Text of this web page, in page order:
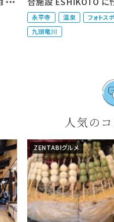
永平寺 温泉 フォトス
九頭竜川
人気の
ZENTABIグルメ